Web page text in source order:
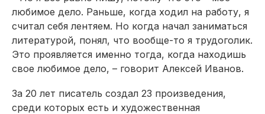
любимое дело. Раньше, когда ходил на работу, я
считал себя лентяем. Но когда начал заниматься
литературой, понял, что вообще-то я трудоголик.
Это проявляется именно тогда, когда находишь
свое любимое дело, – говорит Алексей Иванов.
За 20 лет писатель создал 23 произведения,
среди которых есть и художественная